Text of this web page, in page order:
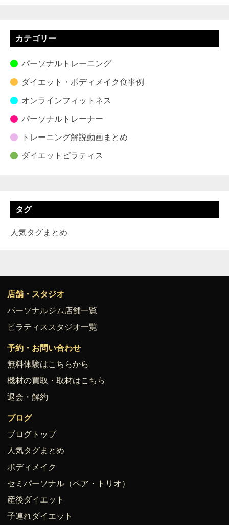
カテゴリー
パーソナルトレーニング
ダイエット・ボディメイク食事例
オンラインフィットネス
パーソナルトレーナー
トレーニング解説動画まとめ
ダイエットピラティス
タグ
人気タグまとめ
店舗・スタジオ
パーソナルジム店舗一覧
ピラティススタジオ一覧
予約・お問い合わせ
無料体験はこちらから
機材の買取・取材はこちら
退会・解約
ブログ
ブログトップ
人気タグまとめ
ボディメイク
セミパーソナル（ペア・トリオ）
産後ダイエット
子連れダイエット